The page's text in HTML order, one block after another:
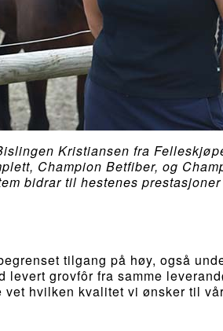
Kristiansen fra
Champion Betfiber, og
bidrar til hestenes
tilgang på høy, også
levert grovfôr fra samme
vet hvilken kvalitet vi ønsker til